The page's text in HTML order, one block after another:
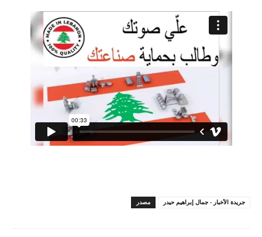
مصدر جريدة الأخبار - جمال إبراهيم حيدر